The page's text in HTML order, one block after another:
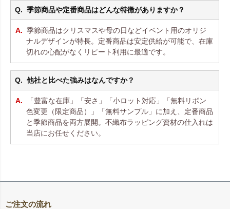
季節商品や定番商品はどんな特徴がありますか？
季節商品はクリスマスや母の日などイベント用のオリジ
ナルデザインが特長。定番商品は安定供給が可能で、在庫
切れの心配がなくリピート利用に最適です。
他社と比べた強みはなんですか？
「豊富な在庫」「安さ」「小ロット対応」「無料リボン
色変更（限定商品）」「無料サンプル」に加え、定番商品
と季節商品を両方展開。不織布ラッピング資材の仕入れは
当店にお任せください。
ご注文の流れ